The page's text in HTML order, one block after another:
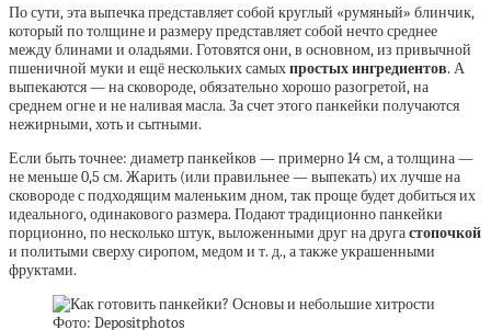
По сути, эта выпечка представляет собой круглый «румяный» блинчик,
который по толщине и размеру представляет собой нечто среднее
между блинами и оладьями. Готовятся они, в основном, из привычной
пшеничной муки и ещё нескольких самыхпростых ингредиентов. А
выпекаются — на сковороде, обязательно хорошо разогретой, на
среднем огне и не наливая масла. За счет этого панкейки получаются
нежирными, хоть и сытными.
Если быть точнее: диаметр панкейков — примерно 14 см, а толщина —
не меньше 0,5 см. Жарить (или правильнее — выпекать) их лучше на
сковороде с подходящим маленьким дном, так проще будет добиться их
идеального, одинакового размера. Подают традиционно панкейки
порционно, по несколько штук, выложенными друг на другастопочкой
и политыми сверху сиропом, медом и т. д., а также украшенными
фруктами.
Фото: Depositphotos